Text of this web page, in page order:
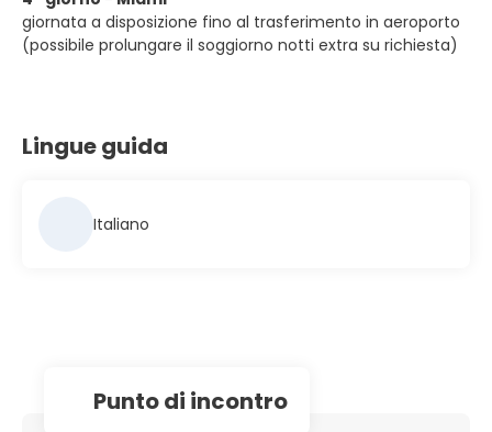
giornata a disposizione fino al trasferimento in aeroporto
(possibile prolungare il soggiorno notti extra su richiesta)
Lingue guida
Italiano
Punto di incontro